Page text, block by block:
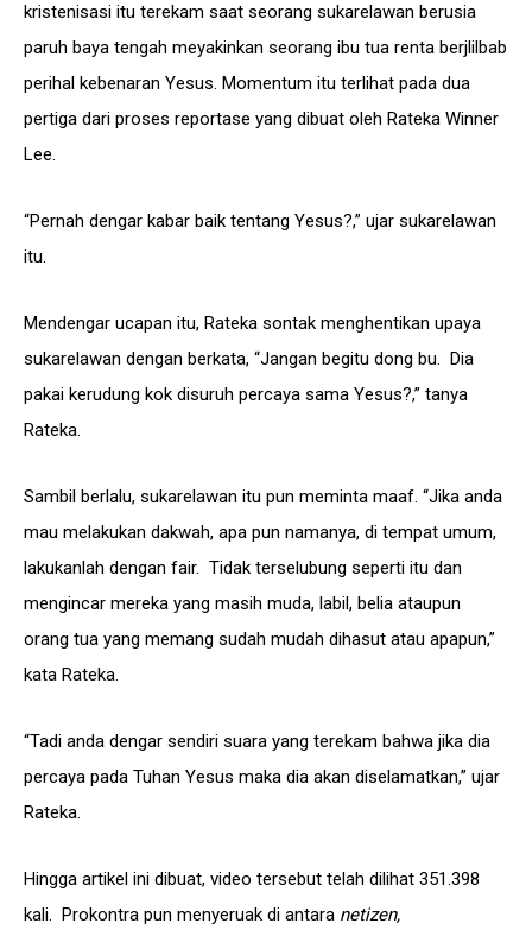
kristenisasi itu terekam saat seorang sukarelawan berusia
paruh baya tengah meyakinkan seorang ibu tua renta berjlilbab
perihal kebenaran Yesus. Momentum itu terlihat pada dua
pertiga dari proses reportase yang dibuat oleh Rateka Winner
Lee.
“Pernah dengar kabar baik tentang Yesus?,” ujar sukarelawan
itu.
Mendengar ucapan itu, Rateka sontak menghentikan upaya
sukarelawan dengan berkata, “Jangan begitu dong bu. Dia
pakai kerudung kok disuruh percaya sama Yesus?,” tanya
Rateka.
Sambil berlalu, sukarelawan itu pun meminta maaf. “Jika anda
mau melakukan dakwah, apa pun namanya, di tempat umum,
lakukanlah dengan fair. Tidak terselubung seperti itu dan
mengincar mereka yang masih muda, labil, belia ataupun
orang tua yang memang sudah mudah dihasut atau apapun,”
kata Rateka.
“Tadi anda dengar sendiri suara yang terekam bahwa jika dia
percaya pada Tuhan Yesus maka dia akan diselamatkan,” ujar
Rateka.
Hingga artikel ini dibuat, video tersebut telah dilihat 351.398
kali. Prokontra pun menyeruak di antara netizen,